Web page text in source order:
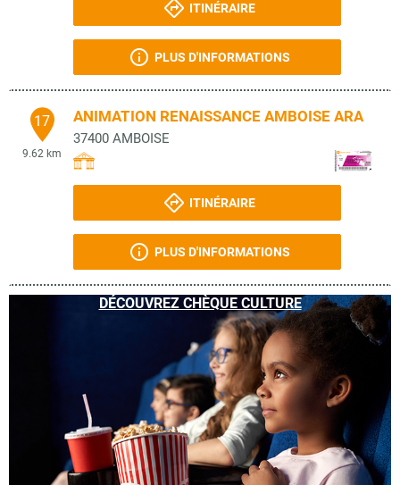
ITINÉRAIRE
PLUS D'INFORMATIONS
17
9.62 km
ANIMATION RENAISSANCE AMBOISE ARA
37400 AMBOISE
ITINÉRAIRE
PLUS D'INFORMATIONS
DÉCOUVREZ CHÈQUE CULTURE